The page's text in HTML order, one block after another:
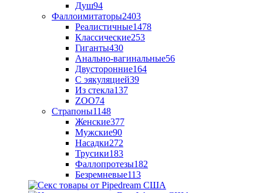
Душ94
Фаллоимитаторы2403
Реалистичные1478
Классические253
Гиганты430
Анально-вагинальные56
Двусторонние164
С эякуляцией39
Из стекла137
ZOO74
Страпоны1148
Женские377
Мужские90
Насадки272
Трусики183
Фаллопротезы182
Безремневые113